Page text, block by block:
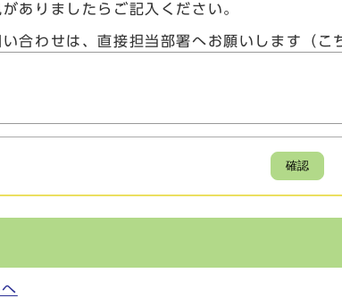
ありましたらご記入ください。
合わせは、直接担当部署へお願いします（こ
確認